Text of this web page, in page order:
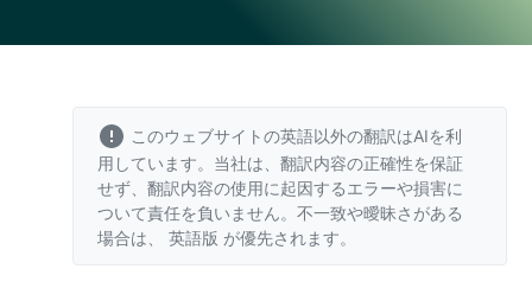
このウェブサイトの英語以外の翻訳はAIを利
用しています。当社は、翻訳内容の正確性を保証
せず、翻訳内容の使用に起因するエラーや損害に
ついて責任を負いません。不一致や曖昧さがある
場合は、 英語版 が優先されます。